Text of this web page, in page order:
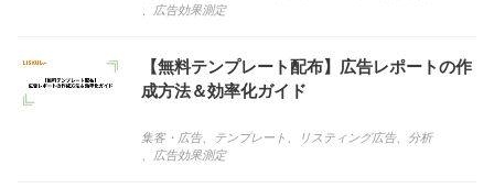
広告効果測定
【無料テンプレート配布】広告レポートの作
成方法＆効率化ガイド
集客・広告、 テンプレート リスティング広告、 分析
広告効果測定